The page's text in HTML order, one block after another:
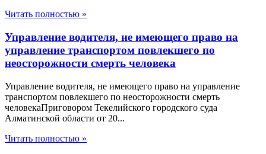
Читать полностью »
Управление водителя, не имеющего право на
управление транспортом повлекшего по
неосторожности смерть человека
Управление водителя, не имеющего право на управление
транспортом повлекшего по неосторожности смерть
человекаПриговором Текелийского городского суда
Алматинской области от 20...
Читать полностью »